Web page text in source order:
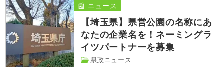
【埼玉県】県営公園の名称にあ
なたの企業名を！ネーミングラ
イツパートナーを募集
県政ニュース
📰 ニュース